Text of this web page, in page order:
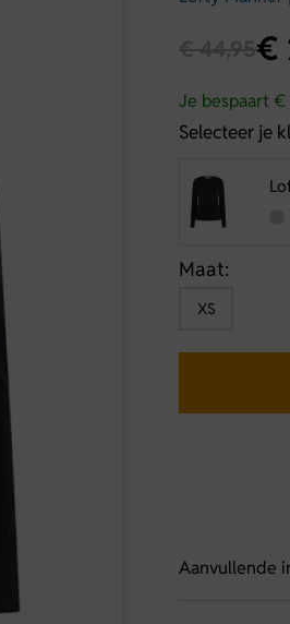
€
Je bespaart €
Selecteer je
Maat:
XS
Aanvullende